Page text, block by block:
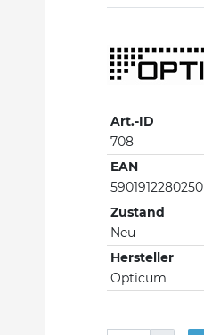
Art.-ID
708
EAN
5901912280250
Zustand
Neu
Hersteller
Opticum